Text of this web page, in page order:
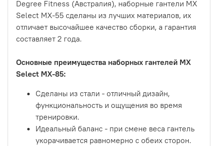
Degree Fitness (Австралия), наборные гантели MX
Select MX-55 сделаны из лучших материалов, их
отличает высочайшее качество сборки, а гарантия
составляет 2 года.
Основные преимущества наборных гантелей MX
Select MX-85:
Сделаны из стали - отличный дизайн,
функциональность и ощущения во время
тренировки.
Идеальный баланс - при смене веса гантель
укорачивается равномерно с обеих сторон.